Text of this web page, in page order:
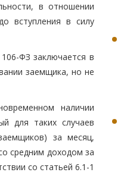
в отношении
вступления в силу
ФЗ заключается в
заемщика, но не
наличии
для таких случаев
за месяц,
средним доходом за
со статьей 6.1-1